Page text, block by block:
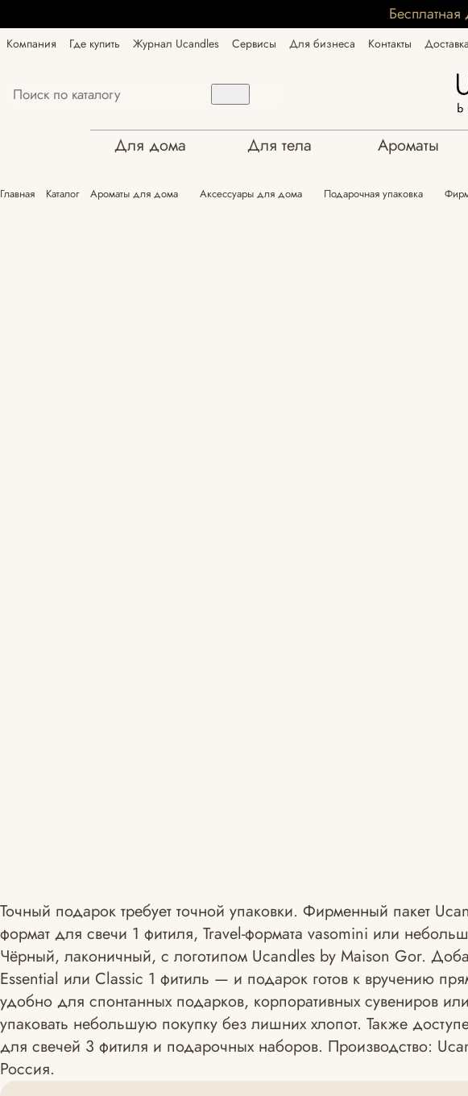
Компания Где купить Журнал Ucandles Сервисы Для бизнеса Контакты
Для дома Для тела Ароматы
Главная Каталог Ароматы для дома Аксессуары для дома Подарочная упаковка
Точный подарок требует точной упаковки. Фирменный пакет
формат для свечи 1 фитиля, Travel-формата vasomini или
Чёрный, лаконичный, с логотипом Ucandles by Maison Gor.
Essential или Classic 1 фитиль — и подарок готов к вручению
удобно для спонтанных подарков, корпоративных сувениров
упаковать небольшую покупку без лишних хлопот. Также
для свечей 3 фитиля и подарочных наборов. Производство:
Россия.